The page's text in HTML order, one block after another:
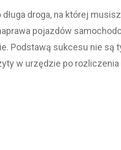
droga, na której
pojazdów
Podstawą sukcesu nie są
w urzędzie po